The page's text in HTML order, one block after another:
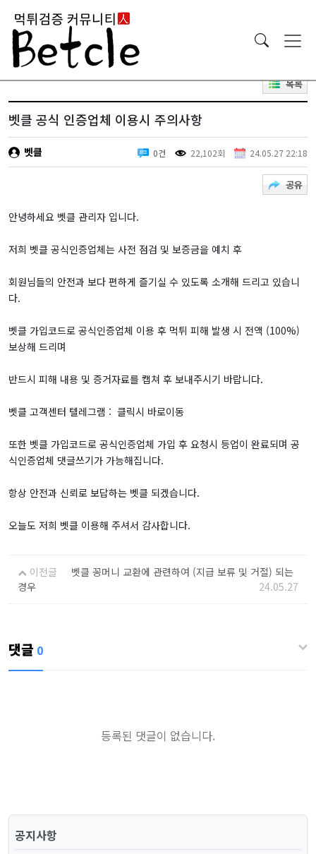
목록
벳클 공식 인증업체 이용시 주의사항
벳클 0건 22,102회 24.05.27 22:18
공유
안녕하세요 벳클 관리자 입니다.
저희 벳클 공식인증업체는 사전 점검 및 보증금을 예치 후
회원님들의 안전과 보다 편하게 즐기실 수 있도록 소개해 드리고 있습니
다.
벳클 가입코드로 공식인증업체 이용 후 먹튀 피해 발생 시 전액 (100%)
보상해 드리며
반드시 피해 내용 및 증거자료를 캡쳐 후 보내주시기 바랍니다.
벳클 고객센터 텔레그램 : 클릭시 바로이동
또한 벳클 가입코드로 공식인증업체 가입 후 요청시 등업이 완료되며 공
식인증업체 댓글쓰기가 가능해집니다.
항상 안전과 신뢰로 보답하는 벳클 되겠습니다.
오늘도 저희 벳클 이용해 주셔서 감사합니다.
이전글
벳클 꽁머니 교환에 관련하여 (지급 보류 및 거절) 되는
경우
24.05.27
댓글 0
등록된 댓글이 없습니다.
공지사항